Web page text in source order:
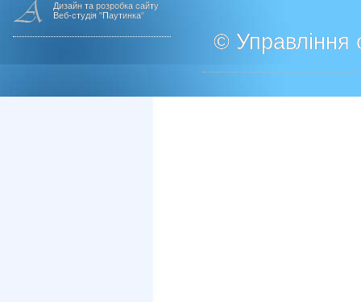
Дизайн та розробка сайту
Веб-студія "Паутинка"
© Управління